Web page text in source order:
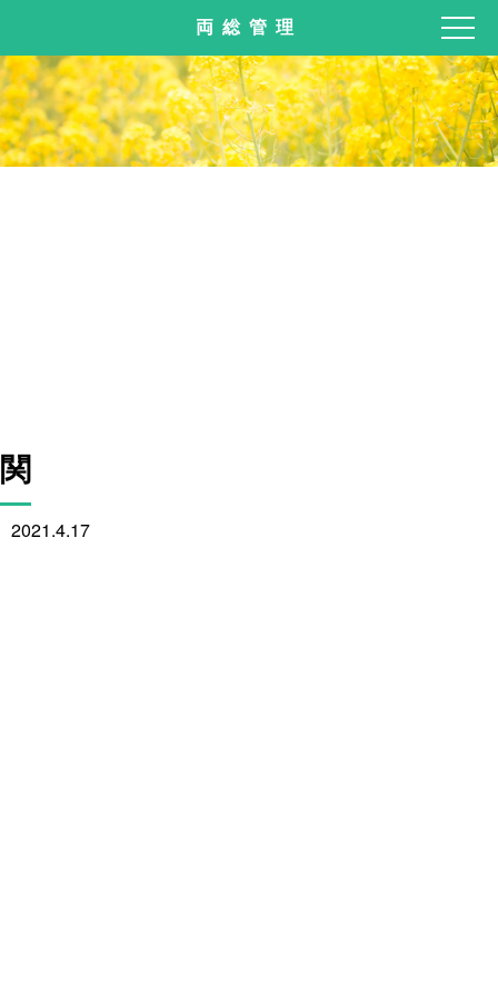
両総管理
関
2021.4.17